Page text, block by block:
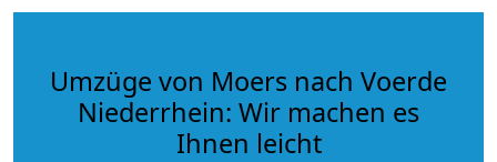
Umzüge von Moers nach Voerde
Niederrhein: Wir machen es
Ihnen leicht